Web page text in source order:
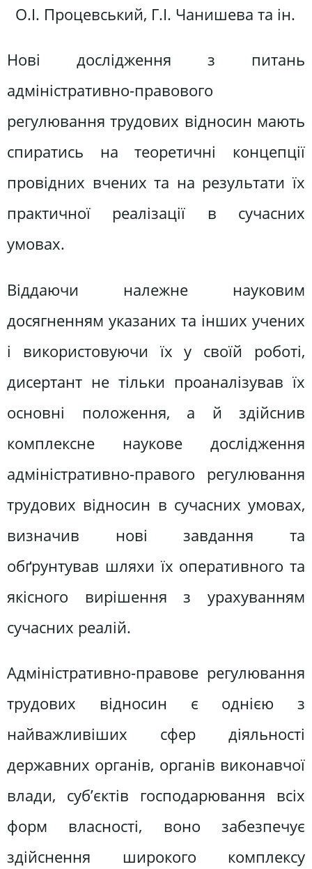
О.І. Процевський, Г.І. Чанишева та ін.
Нові дослідження з питань
адміністративно-правового
регулювання трудових відносин мають
спиратись на теоретичні концепції
провідних вчених та на результати їх
практичної реалізації в сучасних
умовах.
Віддаючи належне науковим
досягненням указаних та інших учених
і використовуючи їх у своїй роботі,
дисертант не тільки проаналізував їх
основні положення, а й здійснив
комплексне наукове дослідження
адміністративно-правого регулювання
трудових відносин в сучасних умовах,
визначив нові завдання та
обґрунтував шляхи їх оперативного та
якісного вирішення з урахуванням
сучасних реалій.
Адміністративно-правове регулювання
трудових відносин є однією з
найважливіших сфер діяльності
державних органів, органів виконавчої
влади, суб’єктів господарювання всіх
форм власності, воно забезпечує
здійснення широкого комплексу